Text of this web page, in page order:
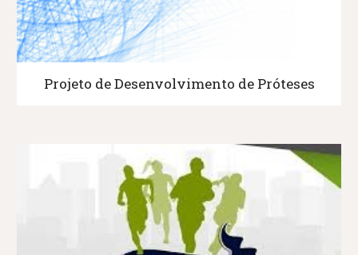
Projeto de Desenvolvimento de Próteses